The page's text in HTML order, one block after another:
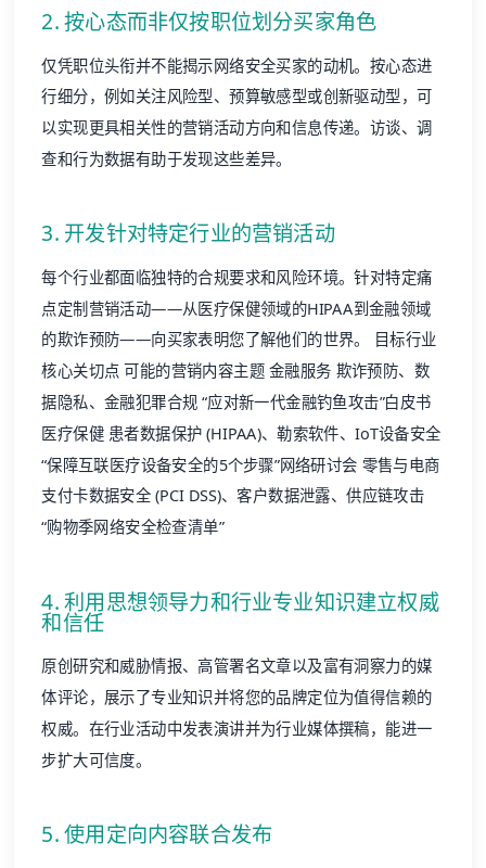
2. 按心态而非仅按职位划分买家角色
仅凭职位头衔并不能揭示网络安全买家的动机。按心态进
行细分，例如关注风险型、预算敏感型或创新驱动型，可
以实现更具相关性的营销活动方向和信息传递。访谈、调
查和行为数据有助于发现这些差异。
3. 开发针对特定行业的营销活动
每个行业都面临独特的合规要求和风险环境。针对特定痛
点定制营销活动——从医疗保健领域的HIPAA到金融领域
的欺诈预防——向买家表明您了解他们的世界。 目标行业
核心关切点 可能的营销内容主题 金融服务 欺诈预防、数
据隐私、金融犯罪合规 “应对新一代金融钓鱼攻击”白皮书
医疗保健 患者数据保护 (HIPAA)、勒索软件、IoT设备安全
“保障互联医疗设备安全的5个步骤”网络研讨会 零售与电商
支付卡数据安全 (PCI DSS)、客户数据泄露、供应链攻击
“购物季网络安全检查清单”
4. 利用思想领导力和行业专业知识建立权威
和信任
原创研究和威胁情报、高管署名文章以及富有洞察力的媒
体评论，展示了专业知识并将您的品牌定位为值得信赖的
权威。在行业活动中发表演讲并为行业媒体撰稿，能进一
步扩大可信度。
5. 使用定向内容联合发布